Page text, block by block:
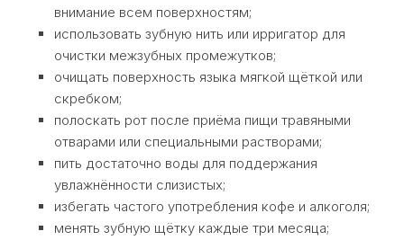
внимание всем поверхностям;
использовать зубную нить или ирригатор для
очистки межзубных промежутков;
очищать поверхность языка мягкой щёткой или
скребком;
полоскать рот после приёма пищи травяными
отварами или специальными растворами;
пить достаточно воды для поддержания
увлажнённости слизистых;
избегать частого употребления кофе и алкоголя;
менять зубную щётку каждые три месяца;